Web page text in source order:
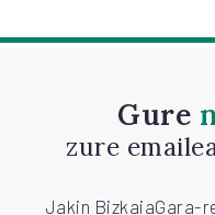
Gure
zure
Jakin BizkaiaGara-